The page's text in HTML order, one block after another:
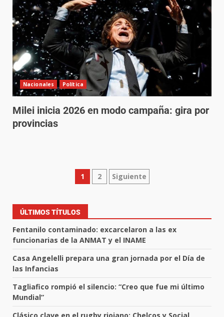
Nacionales Política
Milei inicia 2026 en modo campaña: gira por
provincias
1 2 Siguiente
ÚLTIMOS TÍTULOS
Fentanilo contaminado: excarcelaron a las ex
funcionarias de la ANMAT y el INAME
Casa Angelelli prepara una gran jornada por el Día de
las Infancias
Tagliafico rompió el silencio: “Creo que fue mi último
Mundial”